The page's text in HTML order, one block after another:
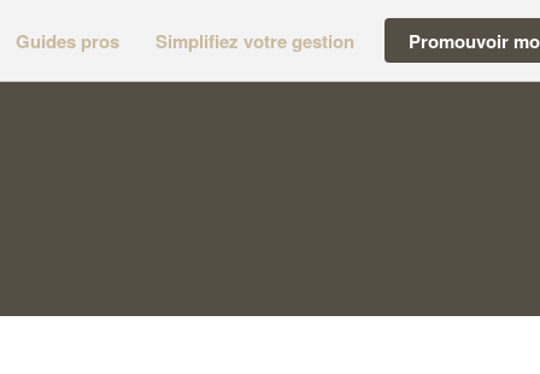
Guides pros Simplifiez votre gestion Promouvoir